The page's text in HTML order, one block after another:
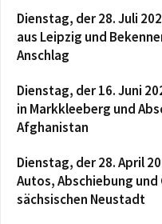
Dienstag, der 28. Juli
aus Leipzig und
Anschlag
Dienstag, der 16. Juni
in Markkleeberg und
Afghanistan
Dienstag, der 28. April
Autos, Abschiebung
sächsischen Neustadt